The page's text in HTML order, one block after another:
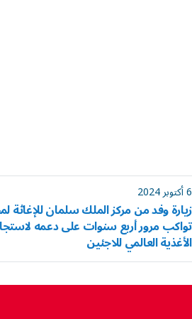
6 أكتوبر 2024
زيارة وفد من مركز الملك سلمان للإغاثة
تواكب مرور أربع سنوات على دعمه
الأغذية العالمي للاجئين